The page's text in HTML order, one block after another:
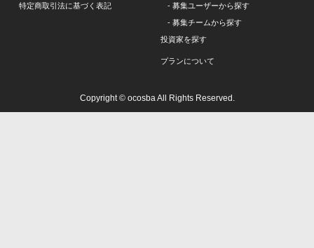
特定商取引法に基づく表記
- 募集ユーザーから探す
- 募集チームから探す
投資家を探す
プランについて
Copyright © ocosba All Rights Reserved.